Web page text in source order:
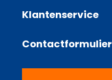
Klantenservice
Contactformulier